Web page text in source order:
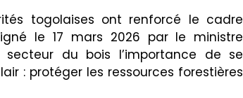
togolaises ont renforcé le cadre
le 17 mars 2026 par le ministre
secteur du bois l’importance de se
: protéger les ressources forestières